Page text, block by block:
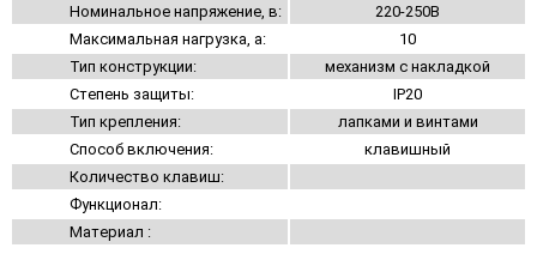
Номинальное напряжение, в:
220-250В
Максимальная нагрузка, а:
10
Тип конструкции:
механизм с накладкой
Степень защиты:
IP20
Тип крепления:
лапками и винтами
Способ включения:
клавишный
Количество клавиш:
Функционал:
Материал :